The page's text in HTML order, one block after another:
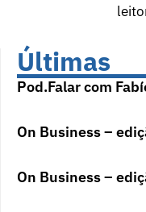
Últimas
Pod.Falar com
On Business –
On Business –